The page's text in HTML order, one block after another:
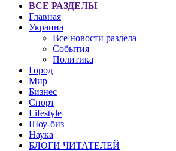
ВСЕ РАЗДЕЛЫ
Главная
Украина
Все новости раздела
События
Политика
Город
Мир
Бизнес
Спорт
Lifestyle
Шоу-биз
Наука
БЛОГИ ЧИТАТЕЛЕЙ